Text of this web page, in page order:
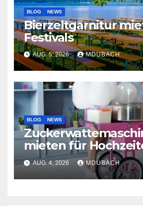
BLOG NEWS
Bierzeltgarnitur
Festivals
AUG. 5, 2026 MDUBACH
BLOG NEWS
mieten für
AUG. 4, 2026 MDUBACH